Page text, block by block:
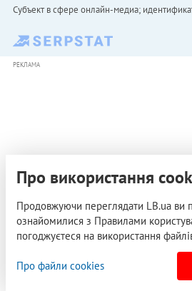
Субъект в сфере онлайн-медиа;
РЕКЛАМА
Про використання
Продовжуючи переглядати LB.ua ви
ознайомилися з Правилами
погоджуєтеся на використання
Про файли cookies